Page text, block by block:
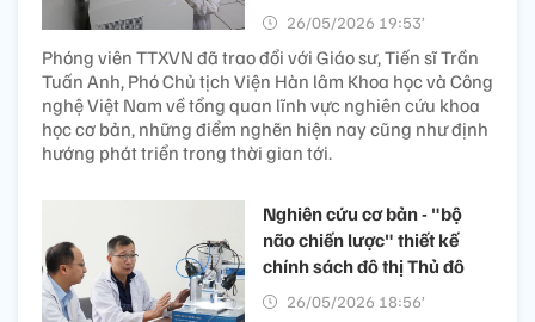
26/05/2026 19:53’
Phóng viên TTXVN đã trao đổi với Giáo sư, Tiến sĩ Trần
Tuấn Anh, Phó Chủ tịch Viện Hàn lâm Khoa học và Công
nghệ Việt Nam về tổng quan lĩnh vực nghiên cứu khoa
học cơ bản, những điểm nghẽn hiện nay cũng như định
hướng phát triển trong thời gian tới.
Nghiên cứu cơ bản - "bộ
não chiến lược" thiết kế
chính sách đô thị Thủ đô
26/05/2026 18:56’